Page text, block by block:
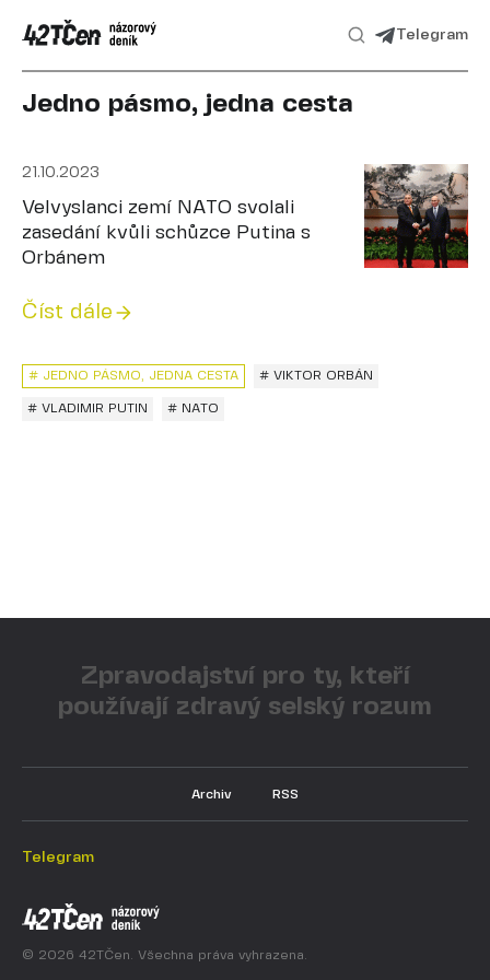
Telegram
Jedno pásmo, jedna cesta
21.10.2023
Velvyslanci zemí NATO svolali
zasedání kvůli schůzce Putina s
Orbánem
Číst dále
# VIKTOR ORBÁN
# VLADIMIR PUTIN # NATO
# JEDNO PÁSMO, JEDNA CESTA
Zpravodajství pro ty, kteří
používají zdravý selský rozum
Archiv RSS
© 2026 42TČen. Všechna práva vyhrazena.
Telegram